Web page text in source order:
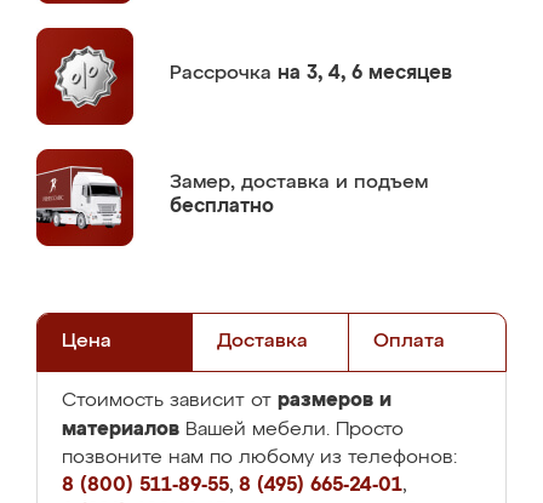
Рассрочка на 3, 4, 6 месяцев
Замер, доставка и подъем
бесплатно
Цена Доставка Оплата
Стоимость зависит от размеров и
материалов Вашей мебели. Просто
позвоните нам по любому из телефонов:
8 (800) 511-89-55, 8 (495) 665-24-01,